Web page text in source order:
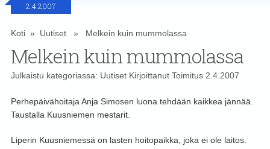
2.4.2007
Koti» Uutiset» Melkein kuin mummolassa
Melkein kuin mummolassa
Julkaistu kategoriassa: UutisetKirjoittanut Toimitus2.4.2007
Perhepäivähoitaja Anja Simosen luona tehdään kaikkea jännää.
Taustalla Kuusniemen mestarit.
Liperin Kuusniemessä on lasten hoitopaikka, joka ei ole laitos.